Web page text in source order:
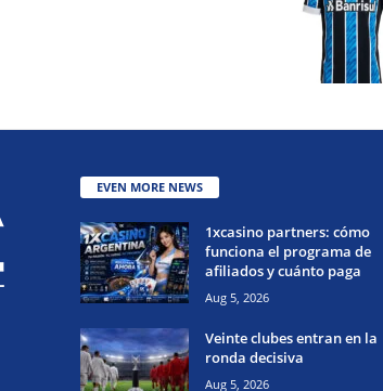
EVEN MORE NEWS
1xcasino partners: cómo
funciona el programa de
afiliados y cuánto paga
Aug 5, 2026
Veinte clubes entran en la
ronda decisiva
Aug 5, 2026